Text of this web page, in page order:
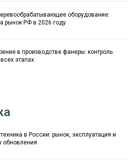
оборудование:
рынок РФ в 2026 году
в производстве фанеры: контроль
этапах
в России: рынок, эксплуатация и
обновления